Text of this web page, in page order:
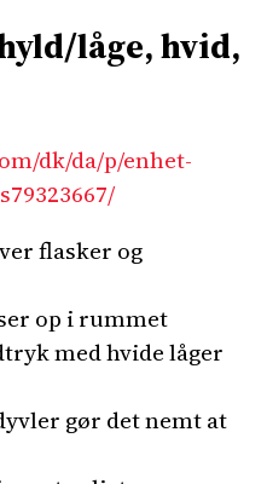
låge, hvid,
dk/da/p/enhet-
flasker og
op i rummet
med hvide låger
gør det nemt at